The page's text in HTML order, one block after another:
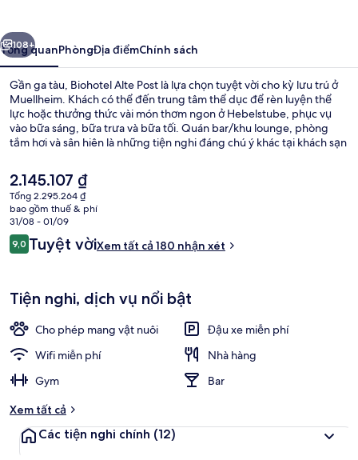
Tiếp
108+
Tổng quanPhòngĐịa điểmChính sách
Gần ga tàu, Biohotel Alte Post là lựa chọn tuyệt vời cho kỳ lưu trú ở
Muellheim. Khách có thể đến trung tâm thể dục để rèn luyện thể
lực hoặc thưởng thức vài món thơm ngon ở Hebelstube, phục vụ
vào bữa sáng, bữa trưa và bữa tối. Quán bar/khu lounge, phòng
tắm hơi và sân hiên là những tiện nghi đáng chú ý khác tại khách sạn
Giá
hiện
tại
là
2.145.107 ₫
2.145.107 ₫
Tổng 2.295.264 ₫
bao gồm thuế & phí
31/08 - 01/09
Nhận
xét
9,09,0 trên 10,
Tuyệt vờiXem tất cả 180 nhận xét
Tiện nghi, dịch vụ nổi bật
Cho phép mang vật nuôi
Đậu xe miễn phí
Wifi miễn phí
Nhà hàng
Gym
Bar
Xem tất cả
Các tiện nghi chính (12)